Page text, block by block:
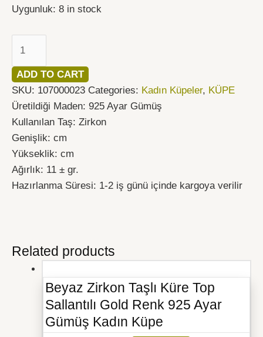
Uygunluk: 8 in stock
quantity
ADD TO CART
SKU: 107000023 Categories: Kadın Küpeler, KÜPE
Üretildiği Maden: 925 Ayar Gümüş
Kullanılan Taş: Zirkon
Genişlik: cm
Yükseklik: cm
Ağırlık: 11 ± gr.
Hazırlanma Süresi: 1-2 iş günü içinde kargoya verilir
Related products
Beyaz Zirkon Taşlı Küre Top
Sallantılı Gold Renk 925 Ayar
Gümüş Kadın Küpe